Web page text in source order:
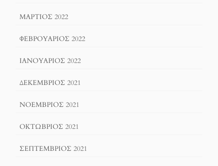
ΜΆΡΤΙΟΣ 2022
ΦΕΒΡΟΥΆΡΙΟΣ 2022
ΙΑΝΟΥΆΡΙΟΣ 2022
ΔΕΚΈΜΒΡΙΟΣ 2021
ΝΟΈΜΒΡΙΟΣ 2021
ΟΚΤΏΒΡΙΟΣ 2021
ΣΕΠΤΈΜΒΡΙΟΣ 2021